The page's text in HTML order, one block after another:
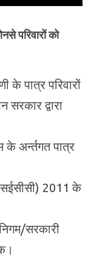
परिवारों को
के पात्र परिवारों
द्वारा
के अर्न्तगत पात्र
2011 के
सरकारी